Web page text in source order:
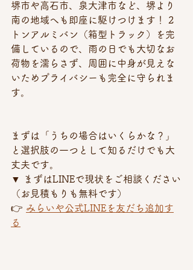
堺市や高石市、泉大津市など、堺より
南の地域へも即座に駆けつけます！ 2
トンアルミバン（箱型トラック）を完
備しているので、雨の日でも大切なお
荷物を濡らさず、周囲に中身が見えな
いためプライバシーも完全に守られま
す。
まずは「うちの場合はいくらかな？」
と選択肢の一つとして知るだけでも大
丈夫です。
▼ まずはLINEで現状をご相談ください
（お見積もりも無料です）
👉 みらいや公式LINEを友だち追加す
る